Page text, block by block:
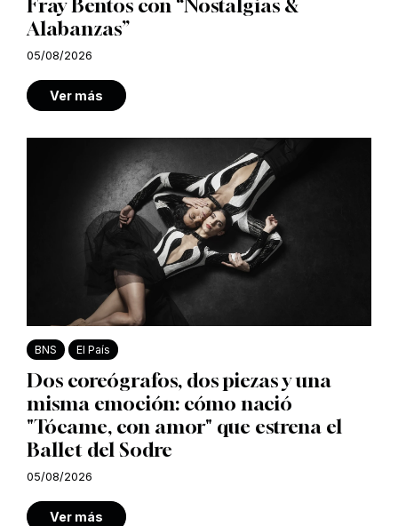
Fray Bentos con “Nostalgias &
Alabanzas”
05/08/2026
Ver más
BNS El País
Dos coreógrafos, dos piezas y una
misma emoción: cómo nació
"Tócame, con amor" que estrena el
Ballet del Sodre
05/08/2026
Ver más